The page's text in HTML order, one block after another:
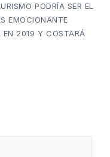
PODRÍA SER EL
EMOCIONANTE
EN 2019 Y COSTARÁ